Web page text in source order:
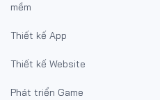
mềm
Thiết kế App
Thiết kế Website
Phát triển Game